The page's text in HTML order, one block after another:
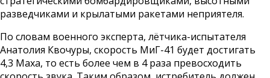
разведчиками и крылатыми ракетами неприятеля.
По словам военного эксперта, лётчика-испытателя
Анатолия Квочуры, скорость МиГ-41 будет достигать
4,3 Маха, то есть более чем в 4 раза превосходить